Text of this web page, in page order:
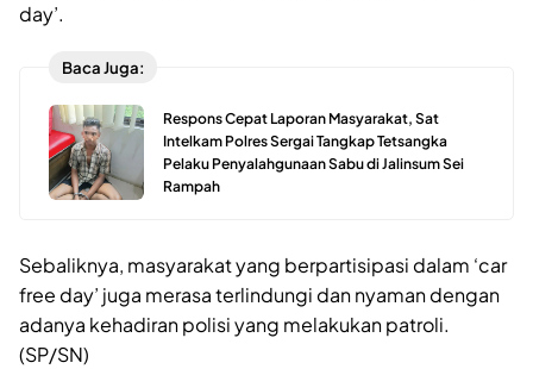
day’.
Baca Juga:
Respons Cepat Laporan Masyarakat, Sat
Intelkam Polres Sergai Tangkap Tetsangka
Pelaku Penyalahgunaan Sabu di Jalinsum Sei
Rampah
Sebaliknya, masyarakat yang berpartisipasi dalam ‘car
free day’ juga merasa terlindungi dan nyaman dengan
adanya kehadiran polisi yang melakukan patroli.
(SP/SN)